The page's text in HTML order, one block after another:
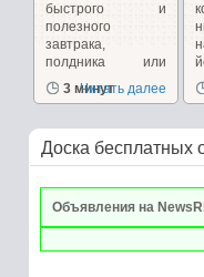
быстрого и
полезного
завтрака,
полдника или
перекуса от
Юлии...
3 минут
Читать далее
Доска бесплатных
Объявления на